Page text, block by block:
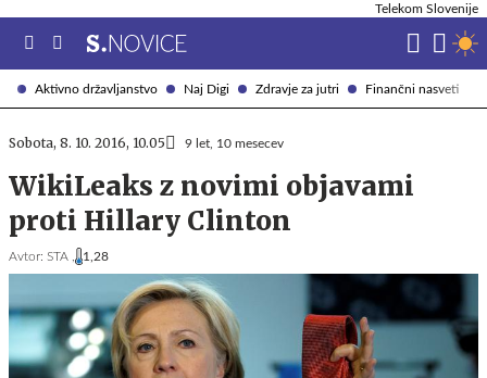
Aktivno državljanstvo Naj Digi Zdravje za jutri Finančni nasveti
Telekom Slovenije
Sobota, 8. 10. 2016, 10.05 9 let, 10 mesecev
WikiLeaks z novimi objavami
proti Hillary Clinton
Avtor: STA , 1,28